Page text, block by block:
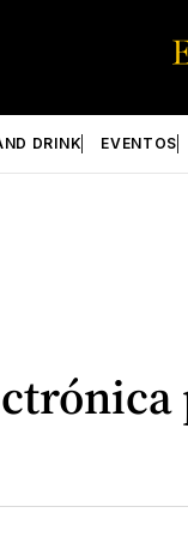
DRINK EVENTOS